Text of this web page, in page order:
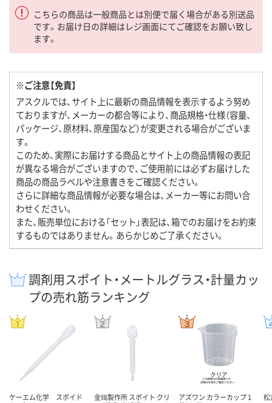
こちらの商品は一般商品とは別便で届く場合がある別送品
です。お届け日の詳細はレジ画面にてご確認をお願い致し
ます。
※ご注意【免責】
アスクルでは、サイト上に最新の商品情報を表示するよう努め
ておりますが、メーカーの都合等により、商品規格・仕様（容量、
パッケージ、原材料、原産国など）が変更される場合がございま
す。
このため、実際にお届けする商品とサイト上の商品情報の表記
が異なる場合がございますので、ご使用前には必ずお届けした
商品の商品ラベルや注意書きをご確認ください。
さらに詳細な商品情報が必要な場合は、メーカー等にお問い合
わせください。
また、販売単位における「セット」表記は、箱でのお届けをお約束
するものではありません。あらかじめご了承ください。
調剤用スポイト・メートルグラス・計量カッ
プの売れ筋ランキング
ケーエム化学 スポイド
金鵄製作所 スポイト クリ
アズワン カラーカップ 1
松